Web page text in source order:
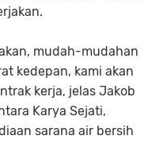
mudah-mudahan
kedepan, kami akan
kerja, jelas Jakob
Karya Sejati,
sarana air bersih